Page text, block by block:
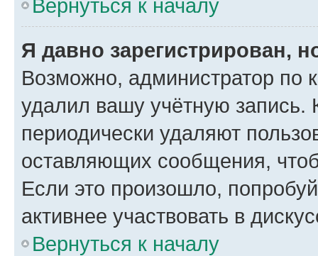
Вернуться к началу
Я давно зарегистрирован,
Возможно, администратор по
удалил вашу учётную запись.
периодически удаляют
оставляющих сообщения,
Если это произошло,
активнее участвовать в
Вернуться к началу